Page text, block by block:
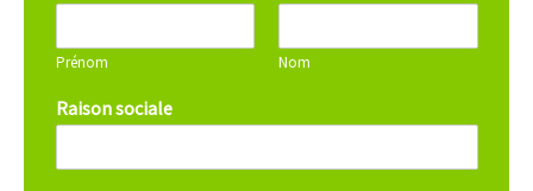
Prénom Nom
Raison sociale